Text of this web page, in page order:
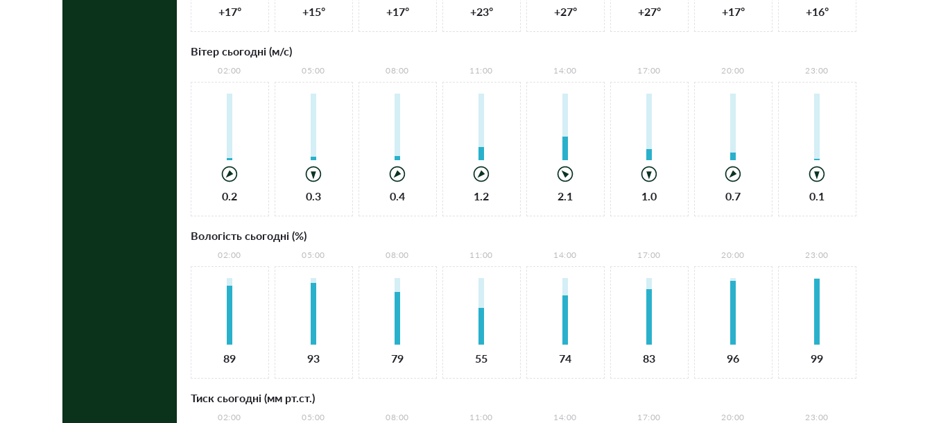
+17° +15° +17° +23° +27° +27° +17° +16°
Вітер сьогодні (м/с)
02:00
0.2
05:00
0.3
08:00
0.4
11:00
1.2
14:00
2.1
17:00
1.0
20:00
0.7
23:00
0.1
Вологість сьогодні (%)
02:00
89
05:00
93
08:00
79
11:00
55
14:00
74
17:00
83
20:00
96
23:00
99
Тиск сьогодні (мм рт.ст.)
02:00 05:00 08:00 11:00 14:00 17:00 20:00 23:00